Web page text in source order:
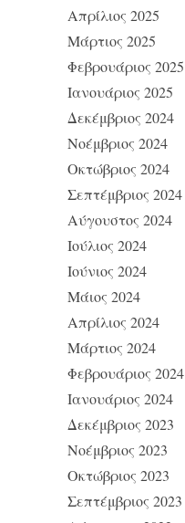
Απρίλιος 2025
Μάρτιος 2025
Φεβρουάριος 2025
Ιανουάριος 2025
Δεκέμβριος 2024
Νοέμβριος 2024
Οκτώβριος 2024
Σεπτέμβριος 2024
Αύγουστος 2024
Ιούλιος 2024
Ιούνιος 2024
Μάιος 2024
Απρίλιος 2024
Μάρτιος 2024
Φεβρουάριος 2024
Ιανουάριος 2024
Δεκέμβριος 2023
Νοέμβριος 2023
Οκτώβριος 2023
Σεπτέμβριος 2023